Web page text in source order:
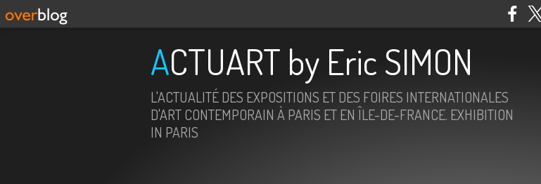
ACTUART by Eric SIMON
L'ACTUALITÉ DES EXPOSITIONS ET DES FOIRES INTERNATIONALES
D'ART CONTEMPORAIN À PARIS ET EN ÎLE-DE-FRANCE. EXHIBITION
IN PARIS